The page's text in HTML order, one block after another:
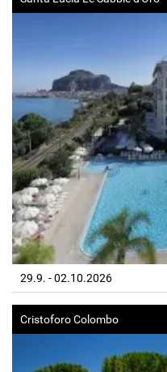
29.9. - 02.10.2026
Cristoforo Colombo